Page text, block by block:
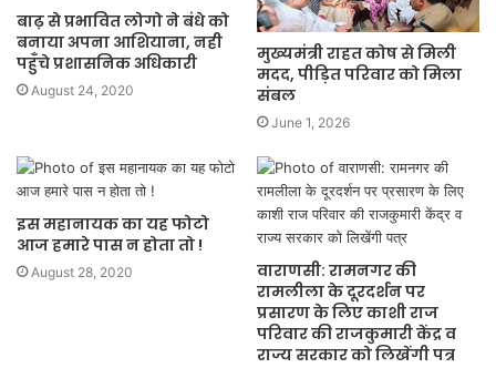
बाढ़ से प्रभावित लोगो ने बंधे को
बनाया अपना आशियाना, नही
पहुँचे प्रशासनिक अधिकारी
August 24, 2020
मुख्यमंत्री राहत कोष से मिली
मदद, पीड़ित परिवार को मिला
संबल
June 1, 2026
इस महानायक का यह फोटो
आज हमारे पास न होता तो !
August 28, 2020
वाराणसी: रामनगर की
रामलीला के दूरदर्शन पर
प्रसारण के लिए काशी राज
परिवार की राजकुमारी केंद्र व
राज्य सरकार को लिखेंगी पत्र